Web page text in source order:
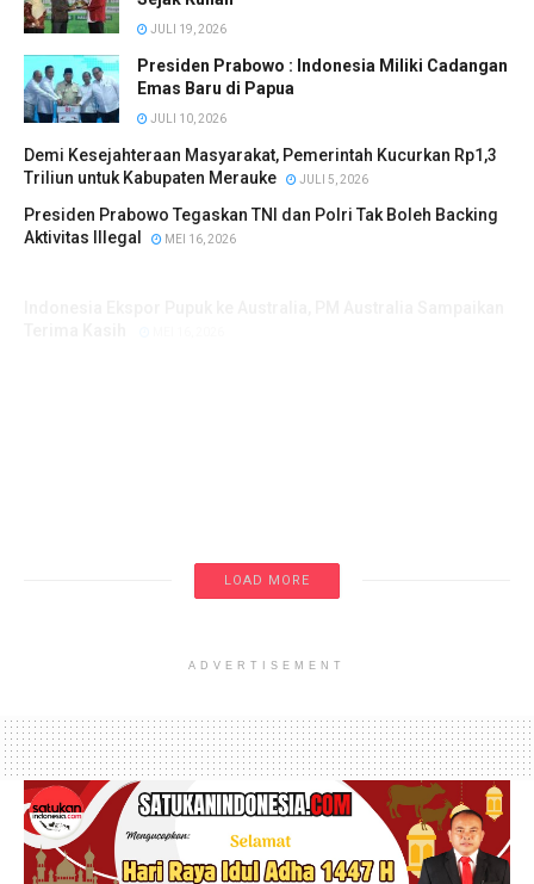
JULI 19, 2026
Presiden Prabowo : Indonesia Miliki Cadangan
Emas Baru di Papua
JULI 10, 2026
Demi Kesejahteraan Masyarakat, Pemerintah Kucurkan Rp1,3
Triliun untuk Kabupaten Merauke
JULI 5, 2026
Presiden Prabowo Tegaskan TNI dan Polri Tak Boleh Backing
Aktivitas Illegal
MEI 16, 2026
LOAD MORE
ADVERTISEMENT